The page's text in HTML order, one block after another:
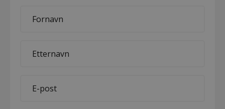
name
name
mail